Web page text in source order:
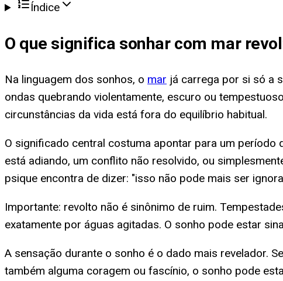
Índice
O que significa sonhar com mar
Na linguagem dos sonhos, o mar já carrega por si só a
ondas quebrando violentamente, escuro ou
circunstâncias da vida está fora do equilíbrio habitual.
O significado central costuma apontar para um período
está adiando, um conflito não resolvido, ou
psique encontra de dizer: "isso não pode mais ser
Importante: revolto não é sinônimo de ruim.
exatamente por águas agitadas. O sonho pode estar
A sensação durante o sonho é o dado mais revelador.
também alguma coragem ou fascínio, o sonho pode